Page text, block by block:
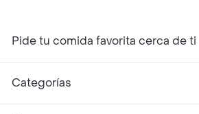
Pide tu comida favorita cerca de ti
Categorías